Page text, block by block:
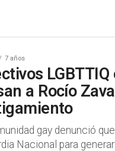
7 años
LGBTTIQ
a Rocío
gay denunció
Nacional para